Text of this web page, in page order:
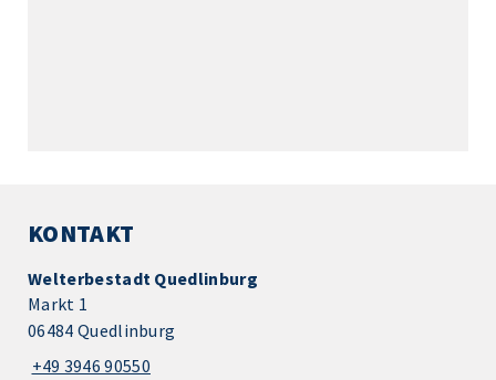
KONTAKT
Welterbestadt Quedlinburg
Markt 1
06484 Quedlinburg
+49 3946 90550